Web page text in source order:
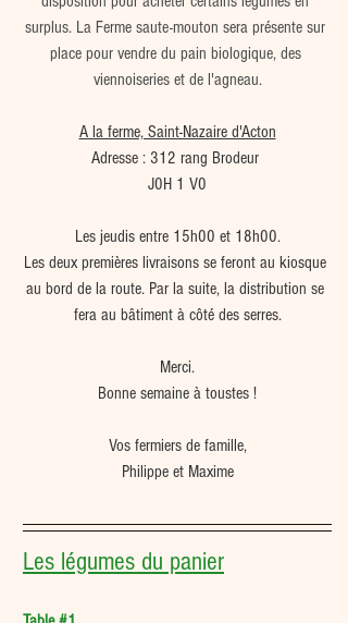
surplus. La Ferme saute-mouton sera présente sur
place pour vendre du pain biologique, des
viennoiseries et de l'agneau.
A la ferme, Saint-Nazaire d'Acton
Adresse : 312 rang Brodeur
J0H 1 V0
Les jeudis entre 15h00 et 18h00.
Les deux premières livraisons se feront au kiosque
au bord de la route. Par la suite, la distribution se
fera au bâtiment à côté des serres.
Merci.
Bonne semaine à toustes !
Vos fermiers de famille,
Philippe et Maxime
Les légumes du panier